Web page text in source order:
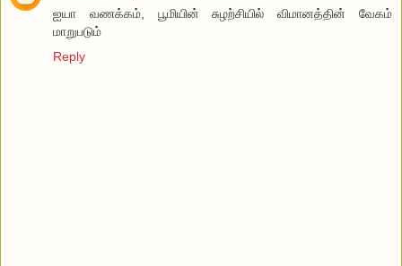
ஐயா வணக்கம், பூமியின் சுழற்சியில் விமானத்தின் வேகம்
மாறுபடும்
Reply